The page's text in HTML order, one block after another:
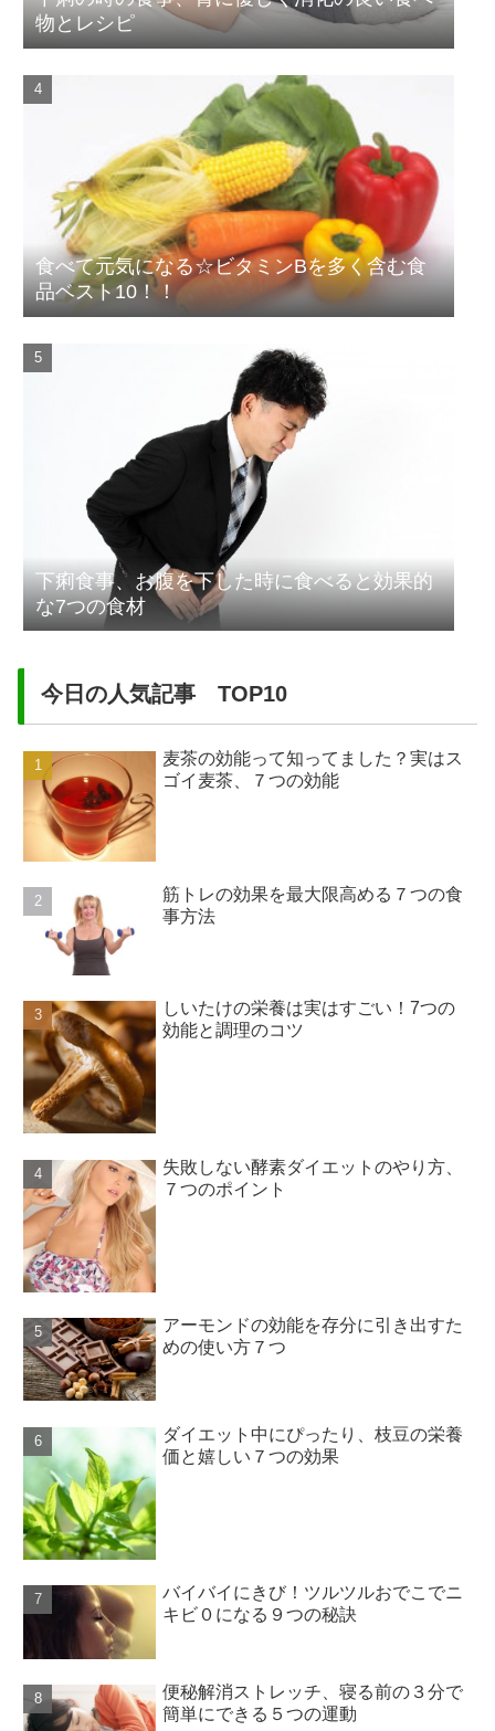
物とレシピ
食べて元気になる☆ビタミンBを多く含む食
品ベスト10！！
下痢食事、お腹を下した時に食べると効果的
な7つの食材
今日の人気記事 TOP10
麦茶の効能って知ってました？実はス
ゴイ麦茶、７つの効能
筋トレの効果を最大限高める７つの食
事方法
しいたけの栄養は実はすごい！7つの
効能と調理のコツ
失敗しない酵素ダイエットのやり方、
７つのポイント
アーモンドの効能を存分に引き出すた
めの使い方７つ
ダイエット中にぴったり、枝豆の栄養
価と嬉しい７つの効果
バイバイにきび！ツルツルおでこでニ
キビ０になる９つの秘訣
便秘解消ストレッチ、寝る前の３分で
簡単にできる５つの運動